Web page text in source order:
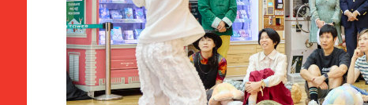
EVENTOS
Torre de Macau | Artes e
Setembro